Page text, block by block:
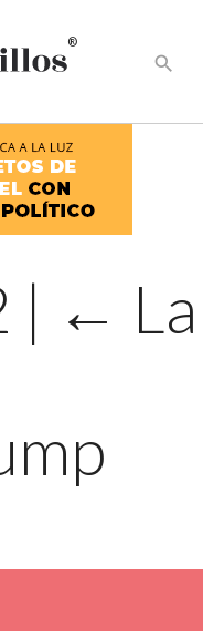
®
search
| ← La